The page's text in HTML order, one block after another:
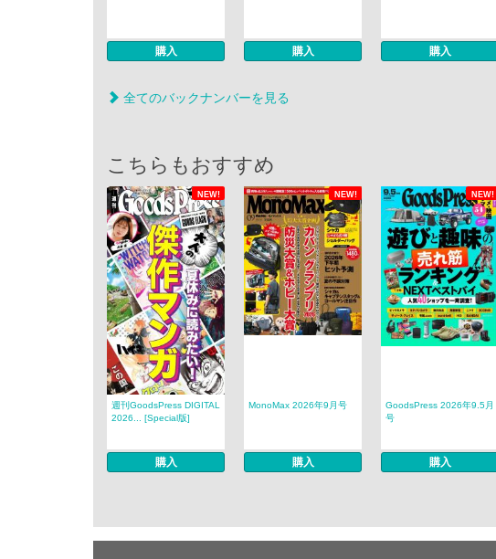
購入 購入 購入
全てのバックナンバーを見る
こちらもおすすめ
NEW! NEW! NEW!
週刊GoodsPress DIGITAL
2026... [Special版]
購入
MonoMax 2026年9月号
購入
GoodsPress 2026年9.5月
号
購入